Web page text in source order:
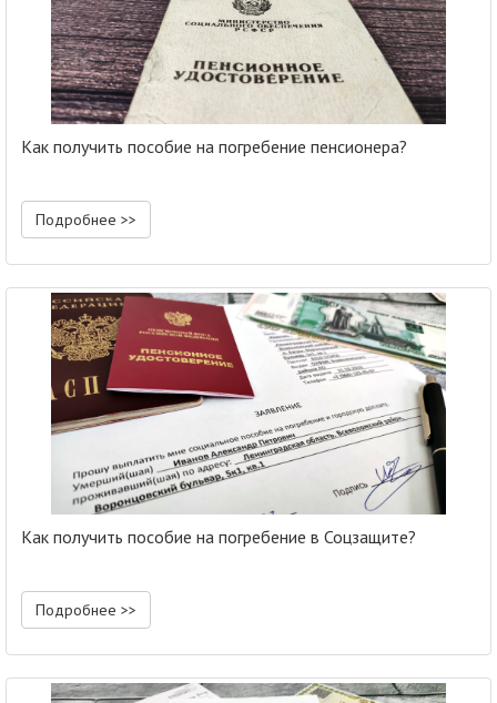
Как получить пособие на погребение пенсионера?
Подробнее >>
Как получить пособие на погребение в Соцзащите?
Подробнее >>